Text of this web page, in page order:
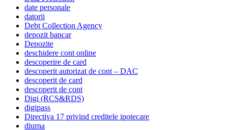
date personale
datorii
Debt Collection Agency
depozit bancar
Depozite
deschidere cont online
descoperire de card
descoperit autorizat de cont – DAC
descoperit de card
descoperit de cont
Digi (RCS&RDS)
digipass
Directiva 17 privind creditele ipotecare
diurna